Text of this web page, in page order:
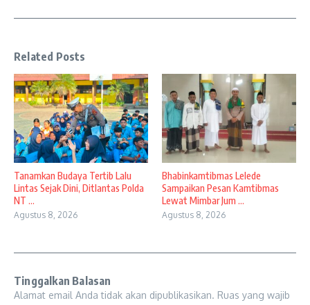
Related Posts
Tanamkan Budaya Tertib Lalu
Lintas Sejak Dini, Ditlantas Polda
NT ...
Agustus 8, 2026
Bhabinkamtibmas Lelede
Sampaikan Pesan Kamtibmas
Lewat Mimbar Jum ...
Agustus 8, 2026
Tinggalkan Balasan
Alamat email Anda tidak akan dipublikasikan. Ruas yang wajib